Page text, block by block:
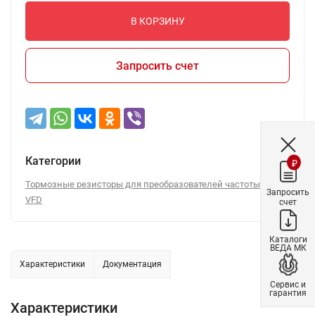
В КОРЗИНУ
Запросить счет
Категории
Тормозные резисторы для преобразователей частоты VEDA
VFD
Характеристики Документация
Характеристики
₽
Запросить
счет
Каталоги
ВЕДА МК
Сервис и
гарантия